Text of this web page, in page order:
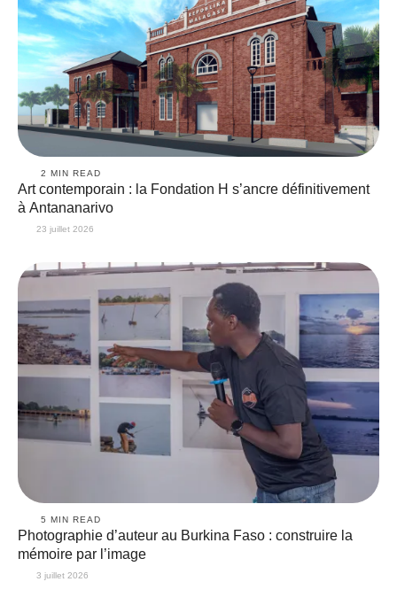
2 MIN READ
Art contemporain : la Fondation H s’ancre définitivement
à Antananarivo
23 juillet 2026
5 MIN READ
Photographie d’auteur au Burkina Faso : construire la
mémoire par l’image
3 juillet 2026